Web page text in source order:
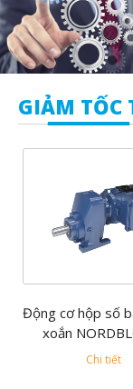
GIẢM TỐC
Động cơ hộp số
xoắn
Chi tiết